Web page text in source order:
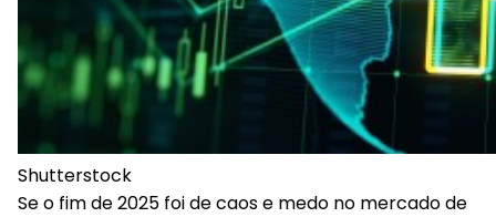
Shutterstock
Se o fim de 2025 foi de caos e medo no mercado de